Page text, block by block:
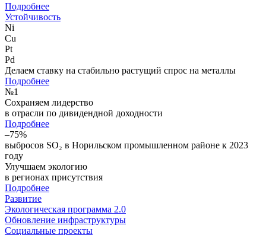
Подробнее
Устойчивость
Ni
Cu
Pt
Pd
Делаем ставку на стабильно растущий спрос на металлы
Подробнее
№1
Сохраняем лидерство
в отрасли по дивидендной доходности
Подробнее
–75%
выбросов SO₂ в Норильском промышленном районе к 2023
году
Улучшаем экологию
в регионах присутствия
Подробнее
Развитие
Экологическая программа 2.0
Обновление инфраструктуры
Социальные проекты